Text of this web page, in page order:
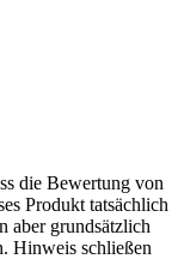
die Bewertung von
Produkt tatsächlich
aber grundsätzlich
Hinweis schließen